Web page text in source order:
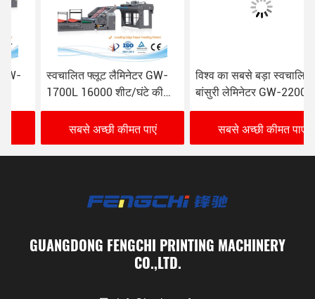
स्वचालित फ्लूट लैमिनेटर GW-
1700L 16000 शीट/घंटे की
गति के साथ
सबसे अच्छी कीमत पाएं
विश्व का सबसे बड़ा स्वचालित
बांसुरी लेमिनेटर GW-2200L
सबसे अच्छी कीमत पाएं
GUANGDONG FENGCHI PRINTING MACHINERY
CO.,LTD.